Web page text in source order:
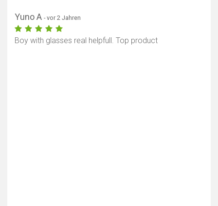
Yuno A - vor 2 Jahren
Boy with glasses real helpfull. Top product